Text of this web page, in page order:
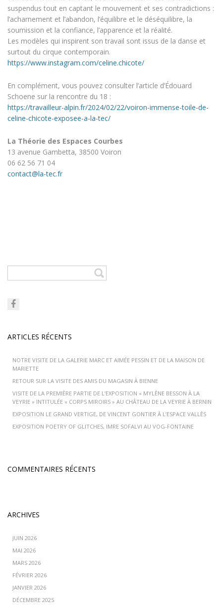
suspendus tout en captant le mouvement et ses contradictions :
l’acharnement et l’abandon, l’équilibre et le déséquilibre, la
soumission et la confiance, l’apparence et la réalité.
Les modèles qui inspirent son travail sont issus de la danse et
surtout du cirque contemporain.
https://www.instagram.com/celine.chicote/
En complément, vous pouvez consulter l’article d’Édouard
Schoene sur la rencontre du 18 :
https://travailleur-alpin.fr/2024/02/22/voiron-immense-toile-de-
celine-chicote-exposee-a-la-tec/
La Théorie des Espaces Courbes
13 avenue Gambetta, 38500 Voiron
06 62 56 71 04
contact@la-tec.fr
ARTICLES RÉCENTS
NOTRE VISITE DE LA GALERIE MARC ET AIMÉE PESSIN ET DE LA MAISON DE
MARIETTE
RETOUR SUR LA VISITE DES AMIS DU MAGASIN À BIENNE
VISITE DE LA PREMIÈRE PARTIE DE L’EXPOSITION « MYLÈNE BESSON À LA
VEYRIE » INTITULÉE « CORPS MIROIRS » AU CHÂTEAU DE LA VEYRIE À BERNIN
EXPOSITION LE GRAND VERTIGE, DE VINCENT GONTIER À L’ESPACE VALLÈS
EXPOSITION POETRY OF GLITCHES, IMRE SOFALVI AU VOG-FONTAINE
COMMENTAIRES RÉCENTS
ARCHIVES
JUIN 2026
MAI 2026
MARS 2026
FÉVRIER 2026
JANVIER 2026
DÉCEMBRE 2025